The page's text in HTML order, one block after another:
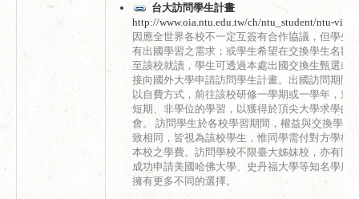
台大訪問學生計畫
http://www.oia.ntu.edu.tw/ch/ntu_student/ntu-
因應全世界各校不一定互簽有合作協議，但學生
有出國學習之需求；或學生希望在交換學生名額
至該校就讀，學生可透過本處出國交換生甄選或
接向國外大學申請訪問學生計畫。出國訪問期間
以自費方式，前往該校研修一學期或一學年，進
短期、非學位的學習，以獲得於頂尖大學求學的
會。 訪問學生於各校學習期間，權益與交換學生
致相同，皆視為該校學生，惟同學需付對方學校
本校之學費。訪問學校不限臺大姊妹校，亦有同
成功申請美國哈佛大學、史丹福大學等知名學府
擁有更多不同的選擇。